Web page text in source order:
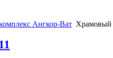
Ангкор-Ват Храмовый